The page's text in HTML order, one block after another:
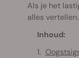
Als je het
alles vertellen.
Inhoud: